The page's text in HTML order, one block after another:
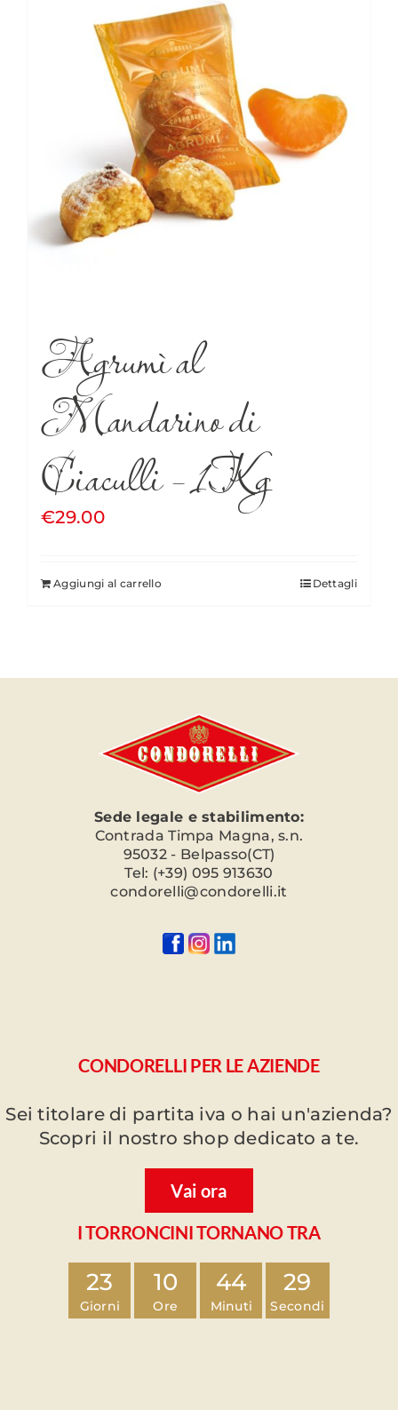
Agrumì al
Mandarino di
Ciaculli – 1Kg
€29.00
Aggiungi al carrello Dettagli
Sede legale e stabilimento:
Contrada Timpa Magna, s.n.
95032 - Belpasso(CT)
Tel: (+39) 095 913630
condorelli@condorelli.it
CONDORELLI PER LE AZIENDE
Sei titolare di partita iva o hai un'azienda?
Scopri il nostro shop dedicato a te.
Vai ora
I TORRONCINI TORNANO TRA
23
Giorni
10
Ore
44
Minuti
28
Secondi